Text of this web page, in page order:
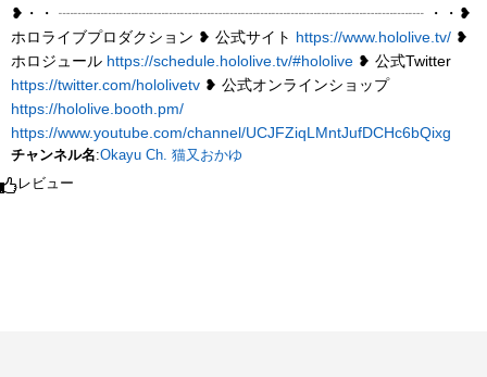
❥・・ ┈┈┈┈┈┈┈┈┈┈┈┈┈┈┈┈┈┈┈┈┈┈┈┈ ・・❥
ホロライブプロダクション ❥ 公式サイト https://www.hololive.tv/ ❥
ホロジュール https://schedule.hololive.tv/#hololive ❥ 公式Twitter
https://twitter.com/hololivetv ❥ 公式オンラインショップ
https://hololive.booth.pm/
https://www.youtube.com/channel/UCJFZiqLMntJufDCHc6bQixg
チャンネル名:Okayu Ch. 猫又おかゆ
レビュー